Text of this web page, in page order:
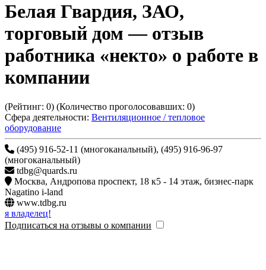
Белая Гвардия, ЗАО,
торговый дом — отзыв
работника «некто» о работе в
компании
(Рейтинг: 0) (Количество проголосовавших: 0)
Сфера деятельности: Вентиляционное / тепловое
оборудование
(495) 916-52-11 (многоканальный), (495) 916-96-97
(многоканальный)
tdbg@quards.ru
Москва, Андропова проспект, 18 к5 - 14 этаж, бизнес-парк
Nagatino i-land
www.tdbg.ru
я владелец!
Подписаться на отзывы о компании